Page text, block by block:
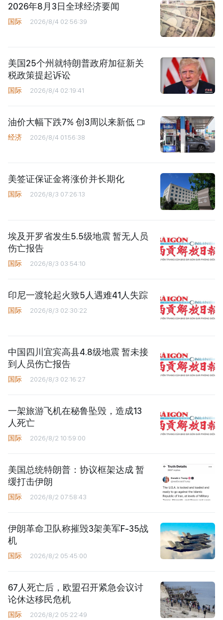
2026年8月3日全球经济要闻
国际 2026/8/4 02:56:39
美国25个州就特朗普政府加征新关
税政策提起诉讼
国际 2026/8/4 02:19:41
油价大幅下跌7% 创3周以来新低
经济 2026/8/4 01:56:38
美签证保证金将涨价并长期化
国际 2026/8/3 07:26:13
埃及开罗省发生5.5级地震 暂无人员
伤亡报告
国际 2026/8/3 03:54:10
印尼一渡轮起火致5人遇难41人失踪
国际 2026/8/3 02:30:22
中国四川宜宾高县4.8级地震 暂未接
到人员伤亡报告
国际 2026/8/3 02:16:27
一架旅游飞机在秘鲁坠毁，造成13
人死亡
国际 2026/8/2 10:59:00
美国总统特朗普：协议框架达成 暂
缓打击伊朗
国际 2026/8/2 07:58:43
伊朗革命卫队称摧毁3架美军F-35战
机
国际 2026/8/2 05:45:00
67人死亡后，欧盟召开紧急会议讨
论休达移民危机
国际 2026/8/2 05:22:49